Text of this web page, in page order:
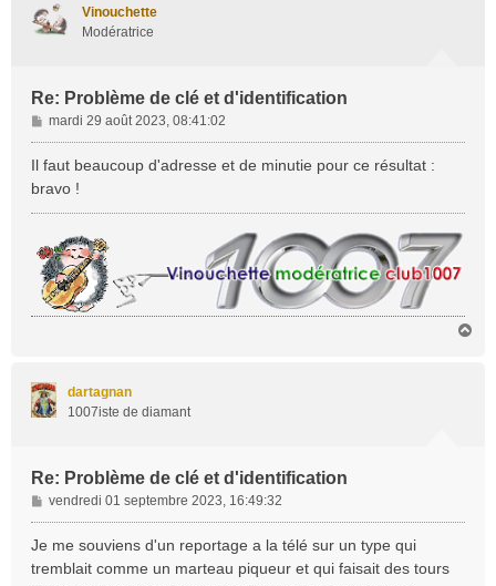
Vinouchette
Modératrice
Re: Problème de clé et d'identification
M
e
s
mardi 29 août 2023, 08:41:02
Il faut beaucoup d'adresse et de minutie pour ce résultat :
bravo !
dartagnan
1007iste de diamant
Re: Problème de clé et d'identification
M
e
s
vendredi 01 septembre 2023, 16:49:32
Je me souviens d'un reportage a la télé sur un type qui
tremblait comme un marteau piqueur et qui faisait des tours